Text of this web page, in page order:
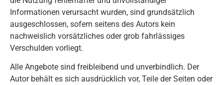
Informationen verursacht wurden, sind grundsätzlich
ausgeschlossen, sofern seitens des Autors kein
nachweislich vorsätzliches oder grob fahrlässiges
Verschulden vorliegt.
Alle Angebote sind freibleibend und unverbindlich. Der
Autor behält es sich ausdrücklich vor, Teile der Seiten oder